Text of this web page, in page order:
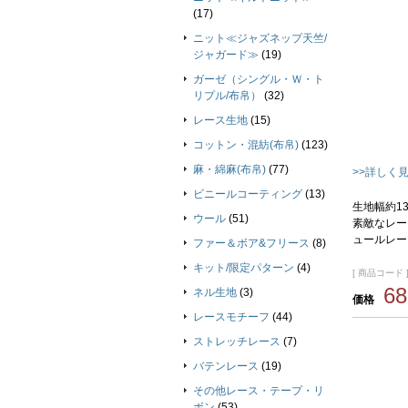
>>詳しく
生地幅約
素敵なレ
ュールレ
[ 商品コード
価格
(17)
ニット≪ジャズネップ天竺/
ジャガード≫ (19)
ガーゼ（シングル・Ｗ・ト
リプル/布帛）
(32)
レース生地 (15)
コットン・混紡(布帛) (123)
麻・綿麻(布帛) (77)
ビニールコーティング (13)
ウール (51)
ファー＆ボア&フリース (8)
キット/限定パターン (4)
ネル生地 (3)
レースモチーフ (44)
ストレッチレース (7)
バテンレース (19)
その他レース・テープ・リ